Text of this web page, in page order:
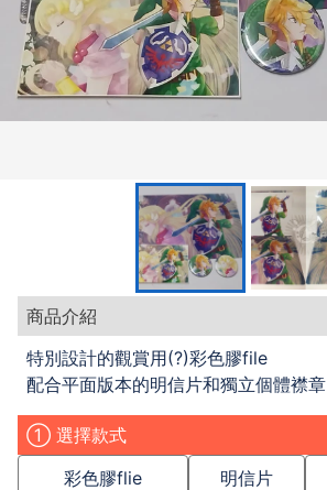
商品介紹
特別設計的觀賞用(?)彩色膠file
配合平面版本的明信片和獨立個體襟章
① 選擇款式
彩色膠flie
明信片